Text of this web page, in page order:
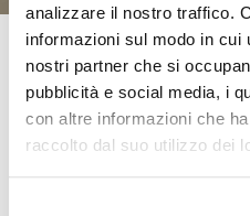
analizzare il nostro traffico.
informazioni sul modo in
nostri partner che si
pubblicità e social media, i
con altre informazioni che
raccolto dal suo utilizzo dei
NEWS
RITIRO REFERTI ONLINE
CONTATTI